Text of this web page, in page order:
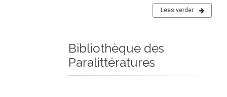
Lees verder
Bibliothèque des
Paralittératures